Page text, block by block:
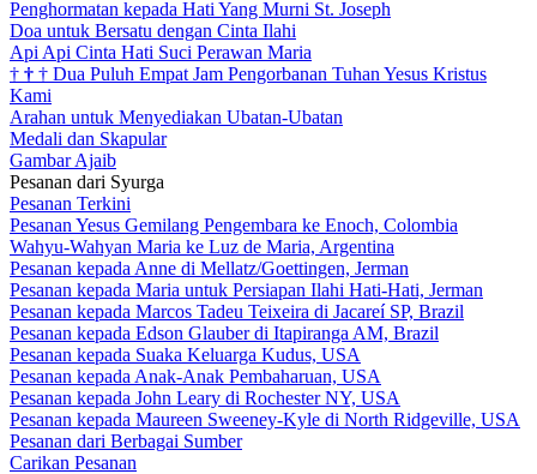
Penghormatan kepada Hati Yang Murni St. Joseph
Doa untuk Bersatu dengan Cinta Ilahi
Api Api Cinta Hati Suci Perawan Maria
† † † Dua Puluh Empat Jam Pengorbanan Tuhan Yesus Kristus
Kami
Arahan untuk Menyediakan Ubatan-Ubatan
Medali dan Skapular
Gambar Ajaib
Pesanan dari Syurga
Pesanan Terkini
Pesanan Yesus Gemilang Pengembara ke Enoch, Colombia
Wahyu-Wahyan Maria ke Luz de Maria, Argentina
Pesanan kepada Anne di Mellatz/Goettingen, Jerman
Pesanan kepada Maria untuk Persiapan Ilahi Hati-Hati, Jerman
Pesanan kepada Marcos Tadeu Teixeira di Jacareí SP, Brazil
Pesanan kepada Edson Glauber di Itapiranga AM, Brazil
Pesanan kepada Suaka Keluarga Kudus, USA
Pesanan kepada Anak-Anak Pembaharuan, USA
Pesanan kepada John Leary di Rochester NY, USA
Pesanan kepada Maureen Sweeney-Kyle di North Ridgeville, USA
Pesanan dari Berbagai Sumber
Carikan Pesanan